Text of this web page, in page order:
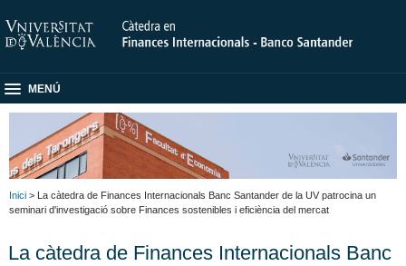
MENÚ
Inici > La càtedra de Finances Internacionals Banc Santander de la UV patrocina un
seminari d'investigació sobre Finances sostenibles i eficiència del mercat
La càtedra de Finances Internacionals Banc